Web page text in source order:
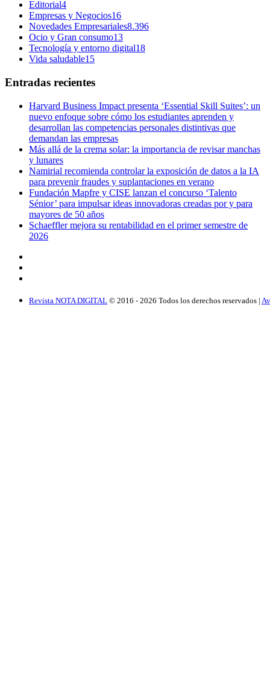
Editorial4
Empresas y Negocios16
Novedades Empresariales8.396
Ocio y Gran consumo13
Tecnología y entorno digital18
Vida saludable15
Entradas recientes
Harvard Business Impact presenta ‘Essential Skill Suites’: un
nuevo enfoque sobre cómo los estudiantes aprenden y
desarrollan las competencias personales distintivas que
demandan las empresas
Más allá de la crema solar: la importancia de revisar manchas
y lunares
Namirial recomienda controlar la exposición de datos a la IA
para prevenir fraudes y suplantaciones en verano
Fundación Mapfre y CISE lanzan el concurso ‘Talento
Sénior’ para impulsar ideas innovadoras creadas por y para
mayores de 50 años
Schaeffler mejora su rentabilidad en el primer semestre de
2026
Revista NOTA DIGITAL © 2016 - 2026 Todos los derechos reservados |